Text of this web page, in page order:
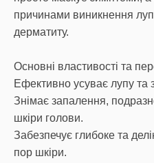
причинами виникнення
дерматиту.
Основні властивості та
Ефективно усуває лупу та
Знімає запалення,
шкіри голови.
Забезпечує глибоке та
пор шкіри.